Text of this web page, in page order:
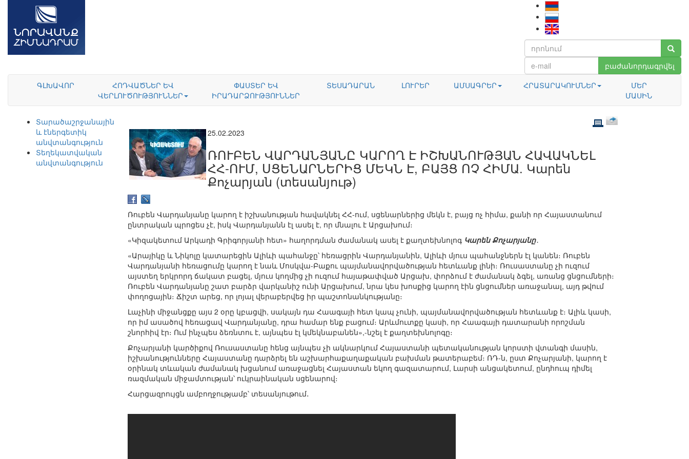
բաժանորդագրվել
ԳԼԽԱՎՈՐ
ՀՈԴՎԱԾՆԵՐ ԵՎ
ՎԵՐԼՈՒԾՈՒԹՅՈՒՆՆԵՐ
ՓԱՍՏԵՐ ԵՎ
ԻՐԱԴԱՐՁՈՒԹՅՈՒՆՆԵՐ
ՏԵՍԱԴԱՐԱՆ ԼՈՒՐԵՐ ԱՄՍԱԳՐԵՐ ՀՐԱՏԱՐԱԿՈՒՄՆԵՐ
ՄԵՐ
ՄԱՍԻՆ
Տարածաշրջանային
և էներգետիկ
անվտանգություն
Տեղեկատվական
անվտանգություն
25.02.2023
ՌՈՒԲԵՆ ՎԱՐԴԱՆՅԱՆԸ ԿԱՐՈՂ Է ԻՇԽԱՆՈՒԹՅԱՆ ՀԱՎԱԿՆԵԼ
ՀՀ-ՈՒՄ, ՍՑԵՆԱՐՆԵՐԻՑ ՄԵԿՆ Է, ԲԱՅՑ ՈՉ ՀԻՄԱ. Կարեն
Քոչարյան (տեսանյութ)
Ռուբեն Վարդանյանը կարող է իշխանության հավակնել ՀՀ-ում, սցենարներից մեկն է, բայց ոչ հիմա, քանի որ Հայաստանում
ընտրական պրոցես չէ, իսկ Վարդանյանն էլ ասել է, որ մնալու է Արցախում։
«Կիզակետում Արկադի Գրիգորյանի հետ» հաղորդման ժամանակ ասել է քաղտեխնոլոգ Կարեն Քոչարյանը․
«Արայիկը և Նիկոլը կատարեցին Ալիևի պահանջը՝ հեռացրին Վարդանյանին, Ալիևի մյուս պահանջներն էլ կանեն։ Ռուբեն
Վարդանյանի հեռացումը կարող է նաև Մոսկվա-Բաքու պայմանավորվածության հետևանք լինի։ Ռուսաստանը չի ուզում
այստեղ երկրորդ ճակատ բացել, մյուս կողմից չի ուզում հայաթափված Արցախ, փորձում է ժամանակ ձգել, առանց ցնցումների։
Ռուբեն Վարդանյանը շատ բարձր վարկանիշ ունի Արցախում, նրա կես խոսքից կարող էին ցնցումներ առաջանալ, այդ թվում
փողոցային։ Ճիշտ արեց, որ լոյալ վերաբերվեց իր պաշտոնանկությանը։
Լաչինի միջանցքը այս 2 օրը կբացվի, սակայն դա Հաագայի հետ կապ չունի, պայմանավորվածության հետևանք է։ Ալիև կասի,
որ իմ ասածով հեռացավ Վարդանյանը, դրա համար ենք բացում։ Արևմուտքը կասի, որ Հաագայի դատարանի որոշման
շնորհիվ էր։ Ում ինչպես ձեռնտու է, այնպես էլ կմեկնաբանեն»,-նշել է քաղտեխնոլոգը։
Քոչարյանի կարծիքով Ռուսաստանը հենց այնպես չի ակնարկում Հայաստանի պետականության կորստի վտանգի մասին,
իշխանությունները Հայաստանը դարձրել են աշխարհաքաղաքական բախման թատերաբեմ։ ՌԴ-ն, ըստ Քոչարյանի, կարող է
օրինակ տևական ժամանակ խցանում առաջացնել Հայաստան եկող գազատարում, Լարսի անցակետում, ընդհուպ դիմել
ռազմական միջամտության՝ ուկրաինական սցենարով։
Հարցազրույցն ամբողջությամբ՝ տեսանյութում․